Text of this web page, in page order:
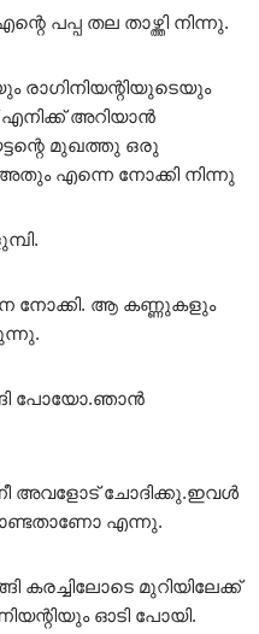
പപ്പ തല താഴ്ത്തി നിന്നു.
രാഗിനിയന്റിയുടെയും
അറിയാൻ
മുഖത്തു ഒരു
എന്നെ നോക്കി നിന്നു
നോക്കി. ആ കണ്ണുകളും
പോയോ.ഞാൻ
അവളോട്‌ ചോദിക്കു.ഇവൾ
എന്നു.
കരച്ചിലോടെ മുറിയിലേക്ക്
ഓടി പോയി.